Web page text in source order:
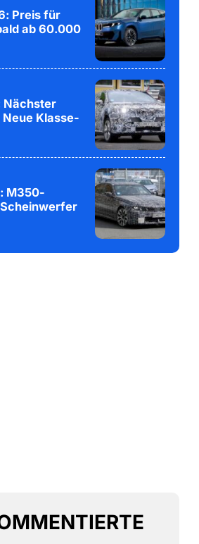
Preis für
ab 60.000
Nächster
Klasse-
M350-